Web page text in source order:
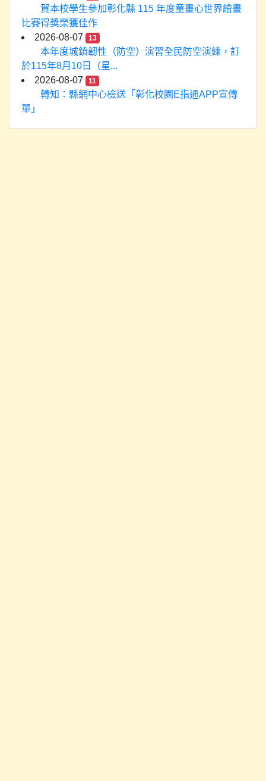
賀本校學生參加彰化縣 115 年度童畫心世界繪畫
比賽得獎榮獲佳作
2026-08-07
13
本年度城鎮韌性（防空）演習全民防空演練，訂
於115年8月10日（星...
2026-08-07
11
轉知：縣網中心檢送「彰化校園E指通APP宣傳
單」